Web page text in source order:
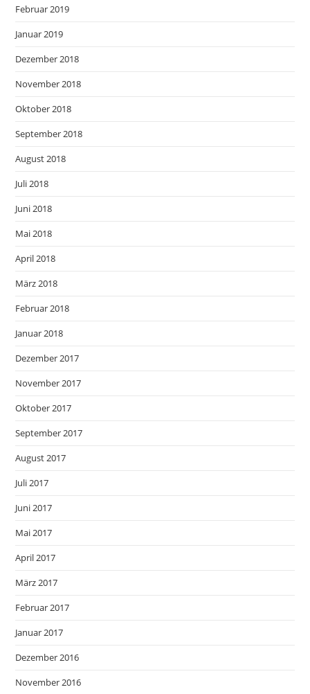
Februar 2019
Januar 2019
Dezember 2018
November 2018
Oktober 2018
September 2018
August 2018
Juli 2018
Juni 2018
Mai 2018
April 2018
März 2018
Februar 2018
Januar 2018
Dezember 2017
November 2017
Oktober 2017
September 2017
August 2017
Juli 2017
Juni 2017
Mai 2017
April 2017
März 2017
Februar 2017
Januar 2017
Dezember 2016
November 2016